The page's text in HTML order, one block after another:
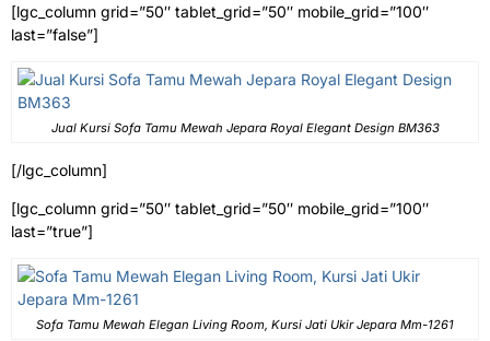
[lgc_column grid=”50″ tablet_grid=”50″ mobile_grid=”100″
last=”false”]
Jual Kursi Sofa Tamu Mewah Jepara Royal Elegant Design BM363
[/lgc_column]
[lgc_column grid=”50″ tablet_grid=”50″ mobile_grid=”100″
last=”true”]
Sofa Tamu Mewah Elegan Living Room, Kursi Jati Ukir Jepara Mm-1261